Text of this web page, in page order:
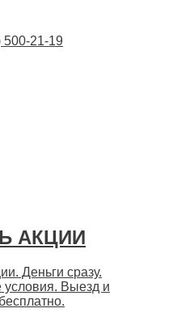
500-21-19
АКЦИИ
Деньги сразу.
Выезд и